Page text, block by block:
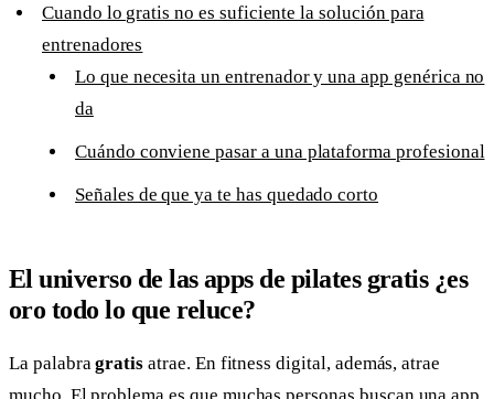
Cuando lo gratis no es suficiente la solución para
entrenadores
Lo que necesita un entrenador y una app genérica no
da
Cuándo conviene pasar a una plataforma profesional
Señales de que ya te has quedado corto
El universo de las apps de pilates gratis ¿es
oro todo lo que reluce?
La palabragratis atrae. En fitness digital, además, atrae